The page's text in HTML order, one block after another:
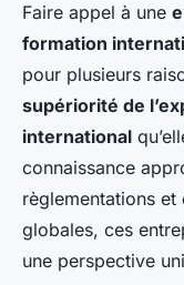
Camille•29
Faire appel à une
formation
pour plusieurs
supériorité de
international
connaissance
règlementations
globales, ces
une perspective